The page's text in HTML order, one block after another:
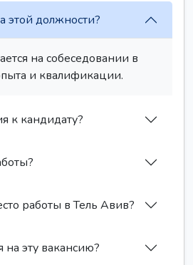
этой должности?
на собеседовании в
и квалификации.
к кандидату?
работы в Тель Авив?
на эту вакансию?